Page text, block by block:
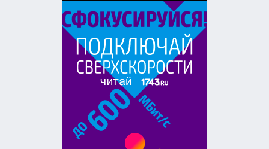
+7 (958) 838-38-73